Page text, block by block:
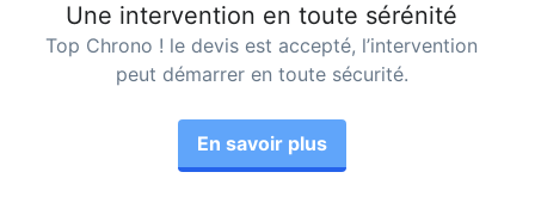
Une intervention en toute sérénité
Top Chrono ! le devis est accepté, l’intervention
peut démarrer en toute sécurité.
En savoir plus